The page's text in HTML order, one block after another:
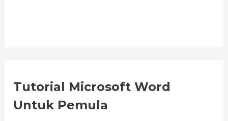
Tutorial Microsoft Word
Untuk Pemula